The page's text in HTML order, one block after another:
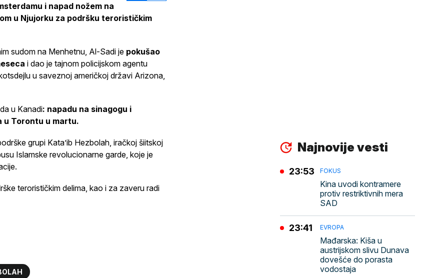
i napad nožem na
u Njujorku za podršku terorističkim
sudom na Menhetnu, Al-Sadi je pokušao
i dao je tajnom policijskom agentu
u saveznoj američkoj državi Arizona,
u Kanadi: napadu na sinagogu i
u Torontu u martu.
grupi Kata’ib Hezbolah, iračkoj šiitskoj
Islamske revolucionarne garde, koje je
terorističkim delima, kao i za zaveru radi
Najnovije vesti
FOKUS
Kina uvodi kontramere
protiv restriktivnih mera
SAD
23:53
EVROPA
Mađarska: Kiša u
austrijskom slivu Dunava
dovešće do porasta
vodostaja
23:41